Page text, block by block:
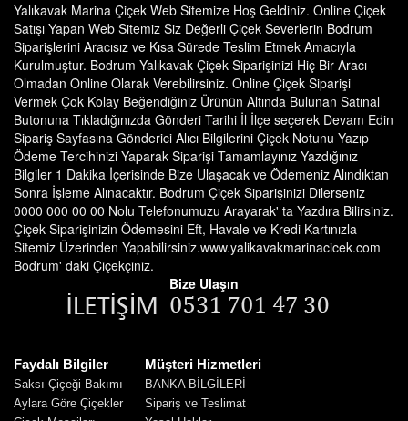
Yalıkavak Marina Çiçek Web Sitemize Hoş Geldiniz. Online Çiçek
Satışı Yapan Web Sitemiz Siz Değerli Çiçek Severlerin Bodrum
Siparişlerini Aracısız ve Kısa Sürede Teslim Etmek Amacıyla
Kurulmuştur. Bodrum Yalıkavak Çiçek Siparişinizi Hiç Bir Aracı
Olmadan Online Olarak Verebilirsiniz. Online Çiçek Siparişi
Vermek Çok Kolay Beğendiğiniz Ürünün Altında Bulunan Satınal
Butonuna Tıkladığınızda Gönderi Tarihi İl İlçe seçerek Devam Edin
Sipariş Sayfasına Gönderici Alıcı Bilgilerini Çiçek Notunu Yazıp
Ödeme Tercihinizi Yaparak Siparişi Tamamlayınız Yazdığınız
Bilgiler 1 Dakika İçerisinde Bize Ulaşacak ve Ödemeniz Alındıktan
Sonra İşleme Alınacaktır. Bodrum Çiçek Siparişinizi Dilerseniz
0000 000 00 00 Nolu Telefonumuzu Arayarak' ta Yazdıra Bilirsiniz.
Çiçek Siparişinizin Ödemesini Eft, Havale ve Kredi Kartınızla
Sitemiz Üzerinden Yapabilirsiniz.www.yalikavakmarinacicek.com
Bodrum' daki Çiçekçiniz.
Bize Ulaşın
Faydalı Bilgiler
Saksı Çiçeği Bakımı
Aylara Göre Çiçekler
Müşteri Hizmetleri
BANKA BİLGİLERİ
Sipariş ve Teslimat